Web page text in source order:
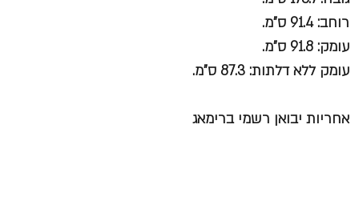
רוחב: 91.4 ס"מ.
עומק: 91.8 ס"מ.
עומק ללא דלתות: 87.3 ס"מ.
אחריות יבואן רשמי ברימאג